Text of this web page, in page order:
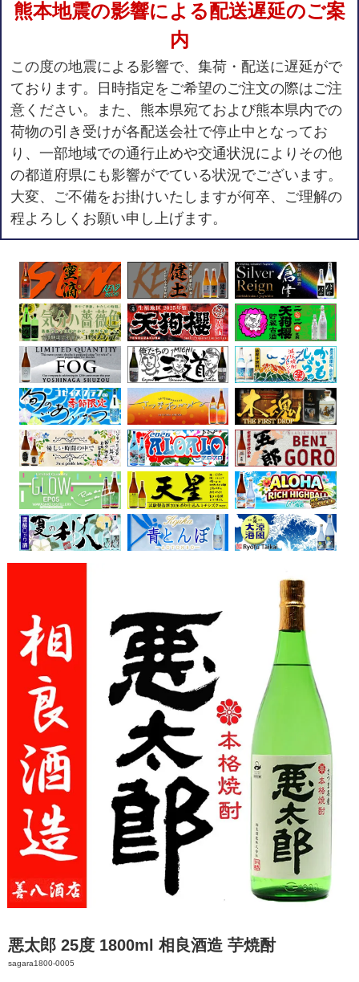
熊本地震の影響による配送遅延のご案
内
この度の地震による影響で、集荷・配送に遅延がで
ております。日時指定をご希望のご注文の際はご注
意ください。また、熊本県宛ておよび熊本県内での
荷物の引き受けが各配送会社で停止中となってお
り、一部地域での通行止めや交通状況によりその他
の都道府県にも影響がでている状況でございます。
大変、ご不備をお掛けいたしますが何卒、ご理解の
程よろしくお願い申し上げます。
悪太郎 25度 1800ml 相良酒造 芋焼酎
sagara1800-0005